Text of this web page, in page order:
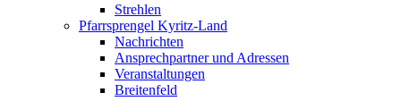
Strehlen
Pfarrsprengel Kyritz-Land
Nachrichten
Ansprechpartner und Adressen
Veranstaltungen
Breitenfeld